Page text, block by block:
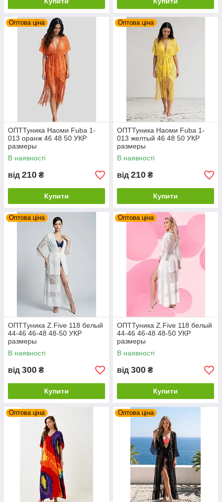
Оптова ціна
ОПТТуника Наоми Fuba 1-
013 оранж 46 48 50 УКР
размеры
В наявності
від 210 ₴
Купити
Оптова ціна
ОПТТуника Наоми Fuba 1-
013 желтый 46 48 50 УКР
размеры
В наявності
від 210 ₴
Купити
Оптова ціна
ОПТТуника Z.Five 118 белый
44-46 46-48 48-50 УКР
размеры
В наявності
від 300 ₴
Купити
Оптова ціна
ОПТТуника Z.Five 118 белый
44-46 46-48 48-50 УКР
размеры
В наявності
від 300 ₴
Купити
Оптова ціна Оптова ціна